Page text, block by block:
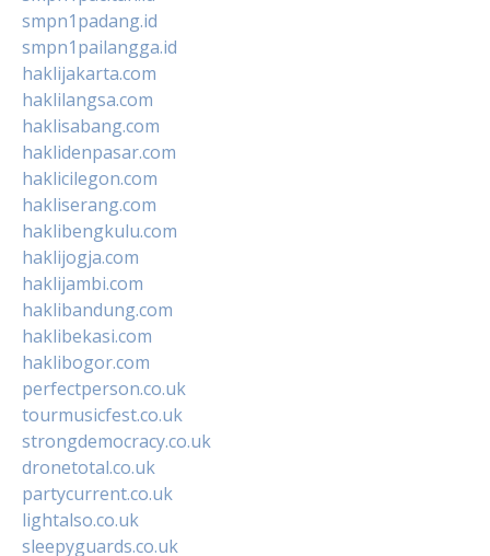
smpn1padang.id
smpn1pailangga.id
haklijakarta.com
haklilangsa.com
haklisabang.com
haklidenpasar.com
haklicilegon.com
hakliserang.com
haklibengkulu.com
haklijogja.com
haklijambi.com
haklibandung.com
haklibekasi.com
haklibogor.com
perfectperson.co.uk
tourmusicfest.co.uk
strongdemocracy.co.uk
dronetotal.co.uk
partycurrent.co.uk
lightalso.co.uk
sleepyguards.co.uk